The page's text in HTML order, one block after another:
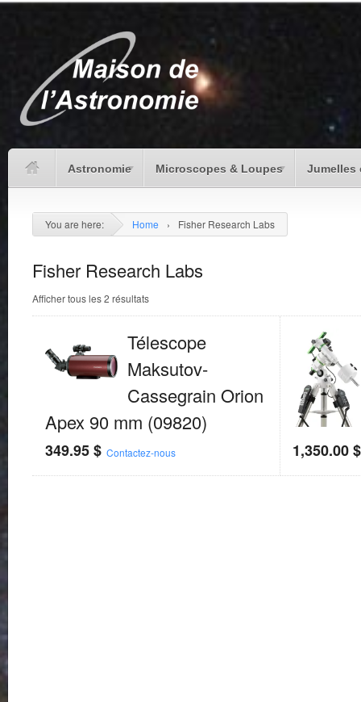
Astronomie Microscopes & Loupes Jumelles
You are here: Home › Fisher Research Labs
Fisher Research Labs
Afficher tous les 2 résultats
Télescope
Maksutov-
Cassegrain Orion
Apex 90 mm (09820)
349.95$ Contactez-nous 1,350.00$